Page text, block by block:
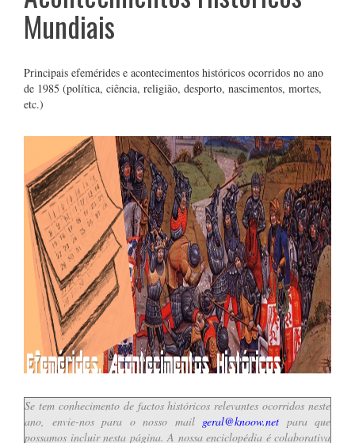
Mundiais
Principais efemérides e acontecimentos históricos ocorridos no ano
de 1985 (política, ciência, religião, desporto, nascimentos, mortes,
etc.)
Se tem conhecimento de factos históricos relevantes ocorridos neste
ano, envie-nos para o nosso mail geral@knoow.net para que
possamos incluir nesta página. A nossa enciclopédia é colaborativa